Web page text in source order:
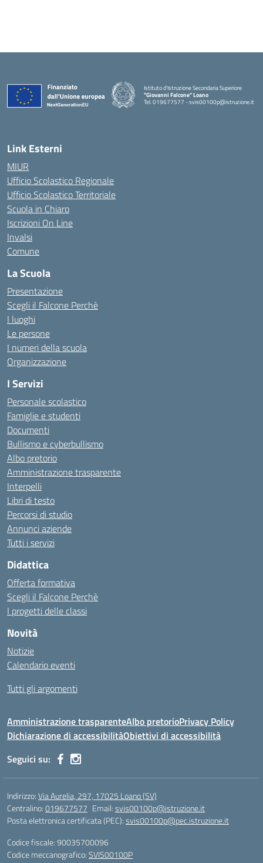
Istituto d'Istruzione Secondaria Superiore
"Giovanni Falcone" Loano
Tel. 019677577 - svis00100p@istruzione.it
— Visita la pagina iniziale della scuola
Link Esterni
MIUR
Ufficio Scolastico Regionale
Ufficio Scolastico Territoriale
Scuola in Chiaro
Iscrizioni On Line
Invalsi
Comune
La Scuola
Presentazione
Scegli il Falcone Perchè
I luoghi
Le persone
I numeri della scuola
Organizzazione
I Servizi
Personale scolastico
Famiglie e studenti
Documenti
Bullismo e cyberbullismo
Albo pretorio
Amministrazione trasparente
Interpelli
Libri di testo
Percorsi di studio
Annunci aziende
Tutti i servizi
Didattica
Offerta formativa
Scegli il Falcone Perchè
I progetti delle classi
Novità
Notizie
Calendario eventi
Tutti gli argomenti
Amministrazione trasparenteAlbo pretorioPrivacy Policy
Dichiarazione di accessibilitàObiettivi di accessibilità
Seguici su:
Indirizzo:Via Aurelia, 297, 17025 Loano (SV)
Centralino:019677577 Email:svis00100p@istruzione.it
Posta elettronica certificata (PEC):svis00100p@pec.istruzione.it
Codice fiscale: 90035700096
Codice meccanografico:SVIS00100P